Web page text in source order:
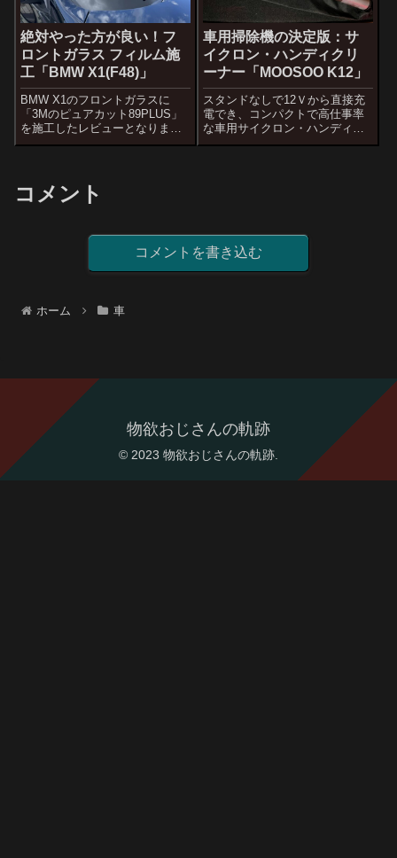
絶対やった方が良い！フ
ロントガラス フィルム施
工「BMW X1(F48)」
BMW X1のフロントガラスに
「3Mのピュアカット89PLUS」
を施工したレビューとなりま
す。
車用掃除機の決定版：サ
イクロン・ハンディクリ
ーナー「MOOSOO K12」
スタンドなしで12Ｖから直接充
電でき、コンパクトで高仕事率
な車用サイクロン・ハンディク
リーナー「MOOSOO K12」のレ
コメント
コメントを書き込む
ホーム 車
物欲おじさんの軌跡
© 2023 物欲おじさんの軌跡.